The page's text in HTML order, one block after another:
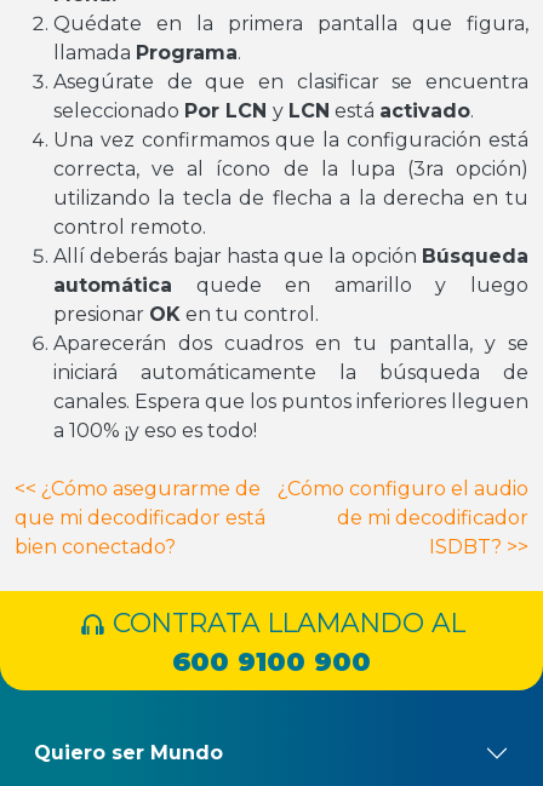
Quédate en la primera pantalla que figura,
llamada Programa.
Asegúrate de que en clasificar se encuentra
seleccionado Por LCN y LCN está activado.
Una vez confirmamos que la configuración está
correcta, ve al ícono de la lupa (3ra opción)
utilizando la tecla de flecha a la derecha en tu
control remoto.
Allí deberás bajar hasta que la opción Búsqueda
automática quede en amarillo y luego
presionar OK en tu control.
Aparecerán dos cuadros en tu pantalla, y se
iniciará automáticamente la búsqueda de
canales. Espera que los puntos inferiores lleguen
a 100% ¡y eso es todo!
Navegación
de
entradas
<< ¿Cómo asegurarme de
que mi decodificador está
bien conectado?
¿Cómo configuro el audio
de mi decodificador
ISDBT? >>
CONTRATA LLAMANDO AL
600 9100 900
Quiero ser Mundo